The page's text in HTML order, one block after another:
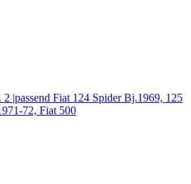
|passend Fiat 124 Spider Bj.1969, 125
72, Fiat 500